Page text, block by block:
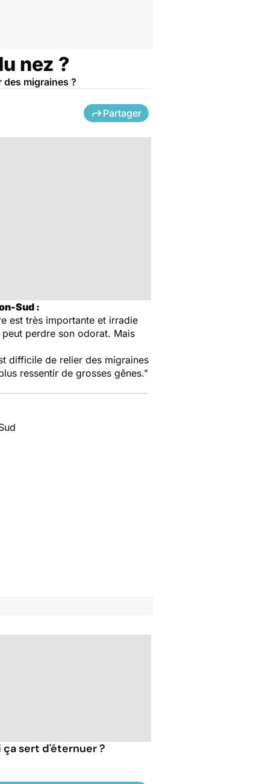
nez ?
migraines ?
Partager
Sud :
est très importante et irradie
perdre son odorat. Mais
difficile de relier des migraines
ressentir de grosses gênes."
ça sert d'éternuer ?